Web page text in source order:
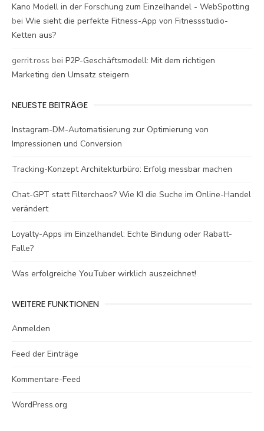
Kano Modell in der Forschung zum Einzelhandel - WebSpotting
bei Wie sieht die perfekte Fitness-App von Fitnessstudio-
Ketten aus?
gerrit.ross bei P2P-Geschäftsmodell: Mit dem richtigen
Marketing den Umsatz steigern
NEUESTE BEITRÄGE
Instagram-DM-Automatisierung zur Optimierung von
Impressionen und Conversion
Tracking-Konzept Architekturbüro: Erfolg messbar machen
Chat-GPT statt Filterchaos? Wie KI die Suche im Online-Handel
verändert
Loyalty-Apps im Einzelhandel: Echte Bindung oder Rabatt-
Falle?
Was erfolgreiche YouTuber wirklich auszeichnet!
WEITERE FUNKTIONEN
Anmelden
Feed der Einträge
Kommentare-Feed
WordPress.org